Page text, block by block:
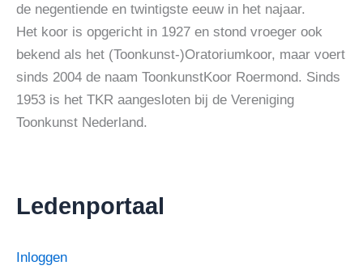
de negentiende en twintigste eeuw in het najaar.
Het koor is opgericht in 1927 en stond vroeger ook
bekend als het (Toonkunst-)Oratoriumkoor, maar voert
sinds 2004 de naam ToonkunstKoor Roermond. Sinds
1953 is het TKR aangesloten bij de Vereniging
Toonkunst Nederland.
Ledenportaal
Inloggen